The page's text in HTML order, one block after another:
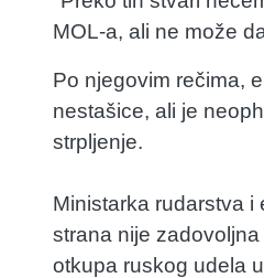
MOL-a, ali ne može
Po njegovim rečima,
nestašice, ali je
strpljenje.
Ministarka rudarstva
strana nije
otkupa ruskog udela